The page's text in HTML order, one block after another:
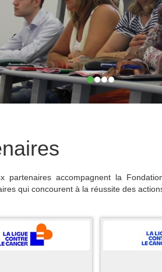
partenaires accompagnent la
qui concourent à la réussite des